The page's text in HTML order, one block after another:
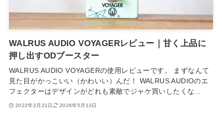
WALRUS AUDIO VOYAGERレビュー｜甘く上品に
押し出すODブースター
WALRUS AUDIO VOYAGERの使用レビューです。 まずなんて
見た目がかっこいい（かわいい）んだ！ WALRUS AUDIOのエ
フェクターはデザインがどれも素敵でジャケ買いしたくな...
2022年2月21日 2026年5月13日